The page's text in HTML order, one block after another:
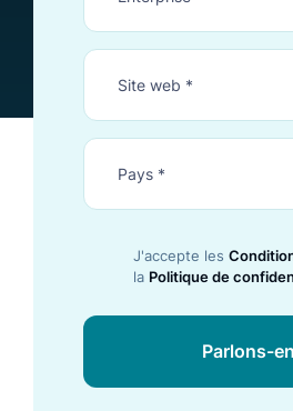
J'accepte les
la Politique de
Parlons-en